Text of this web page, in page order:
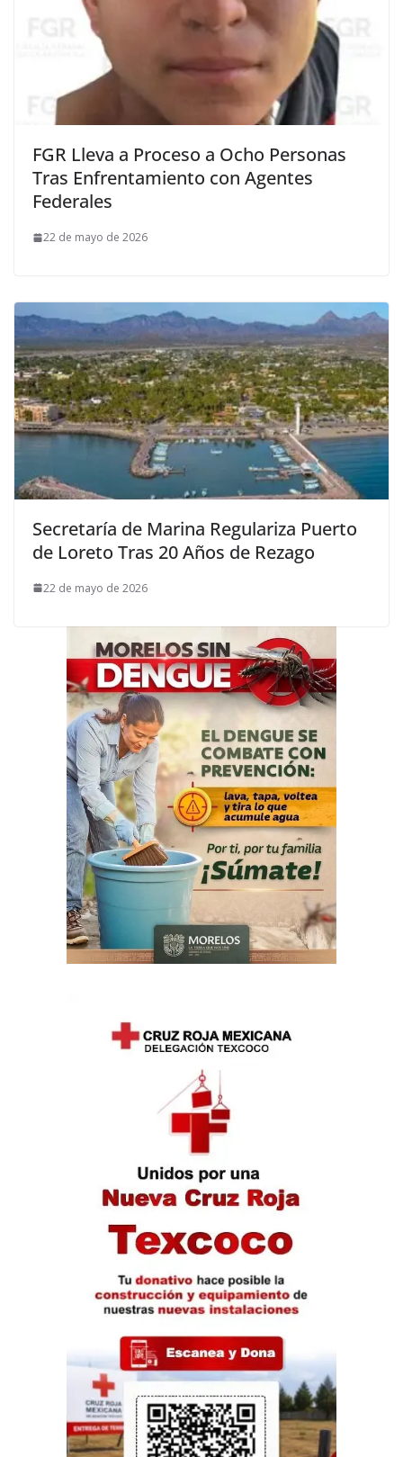
FGR Lleva a Proceso a Ocho Personas
Tras Enfrentamiento con Agentes
Federales
22 de mayo de 2026
Secretaría de Marina Regulariza Puerto
de Loreto Tras 20 Años de Rezago
22 de mayo de 2026